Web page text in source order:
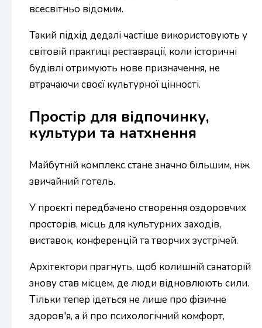
всесвітньо відомим.
Такий підхід дедалі частіше використовують у
світовій практиці реставрації, коли історичні
будівлі отримують нове призначення, не
втрачаючи своєї культурної цінності.
Простір для відпочинку,
культури та натхнення
Майбутній комплекс стане значно більшим, ніж
звичайний готель.
У проєкті передбачено створення оздоровчих
просторів, місць для культурних заходів,
виставок, конференцій та творчих зустрічей.
Архітектори прагнуть, щоб колишній санаторій
знову став місцем, де люди відновлюють сили.
Тільки тепер ідеться не лише про фізичне
здоров'я, а й про психологічний комфорт,